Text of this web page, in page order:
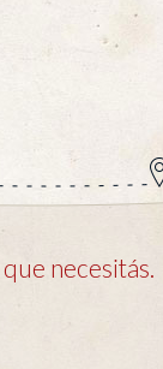
necesitás.